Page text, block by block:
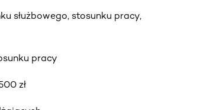
służbowego, stosunku pracy,
pracy
zł